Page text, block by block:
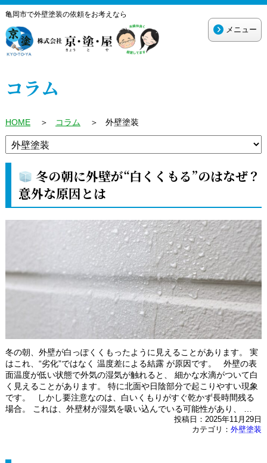
亀岡市で外壁塗装の依頼をお考えなら
メニュー
コラム
HOME＞ コラム ＞ 外壁塗装
冬の朝に外壁が“白くくもる”のはなぜ？
意外な原因とは
冬の朝、外壁が白っぽくくもったように見えることがあります。 実
はこれ、“劣化”ではなく 温度差による結露 が原因です。 外壁の表
面温度が低い状態で外気の湿気が触れると、 細かな水滴がついて白
く見えることがあります。 特に北面や日陰部分で起こりやすい現象
です。 しかし要注意なのは、白いくもりがすぐ乾かず長時間残る
場合。 これは、外壁材が湿気を吸い込んでいる可能性があり、 …
投稿日：2025年11月29日
カテゴリ：外壁塗装